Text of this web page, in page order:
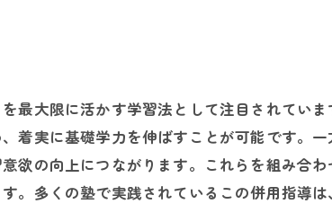
最大限に活かす学習法として注目されてい
着実に基礎学力を伸ばすことが可能です。
欲の向上につながります。これらを組み合
。多くの塾で実践されているこの併用指導